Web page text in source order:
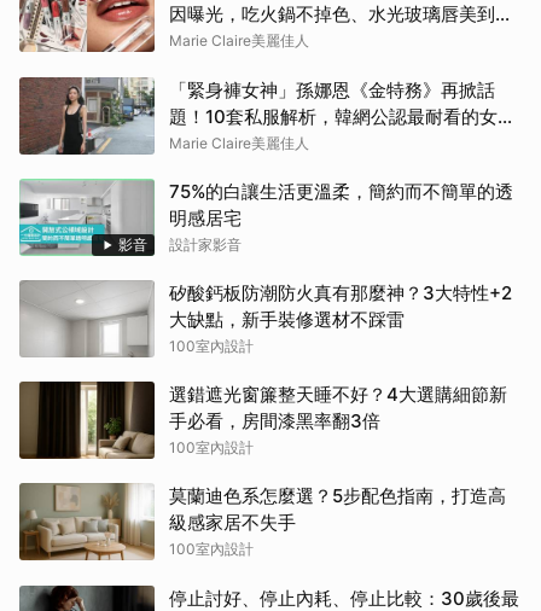
因曝光，吃火鍋不掉色、水光玻璃唇美到犯
規
Marie Claire美麗佳人
「緊身褲女神」孫娜恩《金特務》再掀話
題！10套私服解析，韓網公認最耐看的女友
感穿搭
Marie Claire美麗佳人
影音
75%的白讓生活更溫柔，簡約而不簡單的透
明感居宅
設計家影音
矽酸鈣板防潮防火真有那麼神？3大特性+2
大缺點，新手裝修選材不踩雷
100室內設計
選錯遮光窗簾整天睡不好？4大選購細節新
手必看，房間漆黑率翻3倍
100室內設計
莫蘭迪色系怎麼選？5步配色指南，打造高
級感家居不失手
100室內設計
停止討好、停止內耗、停止比較：30歲後最